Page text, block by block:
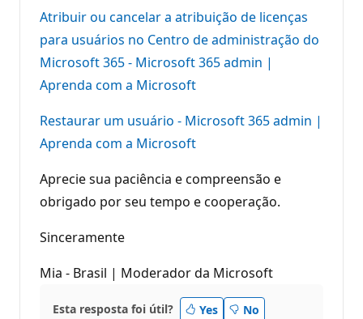
Atribuir ou cancelar a atribuição de licenças
para usuários no Centro de administração do
Microsoft 365 - Microsoft 365 admin |
Aprenda com a Microsoft
Restaurar um usuário - Microsoft 365 admin |
Aprenda com a Microsoft
Aprecie sua paciência e compreensão e
obrigado por seu tempo e cooperação.
Sinceramente
Mia - Brasil | Moderador da Microsoft
Esta resposta foi útil? Yes
No